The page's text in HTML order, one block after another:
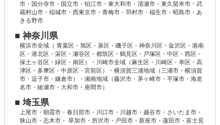
市・国分寺市・国立市・狛江市・東大和市・清瀬市・東久留米市・武
蔵村山市・稲城市・西東京市・青梅市・羽村市・福生市・昭島市・あ
きる野市
■ 神奈川県
横浜市全域（ 青葉区・旭区・泉区・磯子区・神奈川区・金沢区・港南
区・港北区・栄区・瀬谷区・都筑区・鶴見区・戸塚区・中区・西区・
保土ヶ谷区・緑区・南区）・川崎市全域（麻生区・川崎区・幸区・高
津区・多摩区・中原区・宮前区）・横須賀三浦地域（三浦市・横須賀
市・逗子市・鎌倉市）・湘南地域（藤沢市・茅ヶ崎市・平塚市・海老
名市・綾瀬市・大和市・座間市）
■ 埼玉県
上尾市・朝霞市・春日部市・川口市・川越市・越谷市・さいたま市・
狭山市・志木市・ 草加市・所沢市・戸田市・新座市・蓮田市・富士見